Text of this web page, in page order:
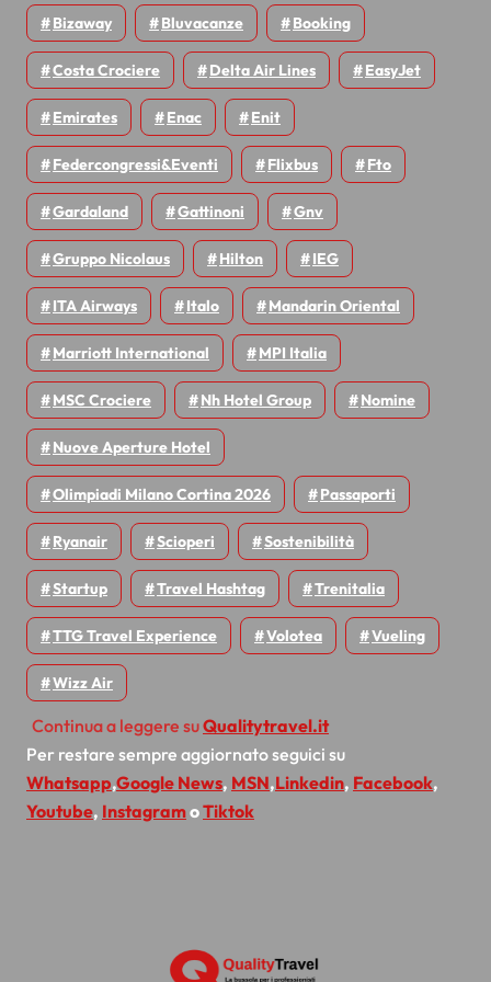
Bizaway Bluvacanze Booking
Costa Crociere Delta Air Lines EasyJet
Emirates Enac Enit
Federcongressi&eventi Flixbus Fto
Gardaland Gattinoni Gnv
Gruppo Nicolaus Hilton IEG
ITA Airways Italo Mandarin Oriental
Marriott International MPI Italia
MSC Crociere Nh Hotel Group Nomine
Nuove Aperture Hotel
Olimpiadi Milano Cortina 2026 Passaporti
Ryanair Scioperi Sostenibilità
Startup Travel Hashtag Trenitalia
TTG Travel Experience Volotea Vueling
Wizz Air
Continua a leggere suQualitytravel.it
Per restare sempre aggiornato seguici su
Whatsapp,Google News, MSN,Linkedin, Facebook,
Youtube, InstagramoTiktok